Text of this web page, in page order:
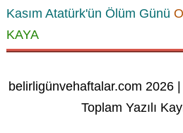
Kasım Atatürk'ün Ölüm Günü
KAYA
belirligünvehaftalar.com 2026
Toplam Yazılı